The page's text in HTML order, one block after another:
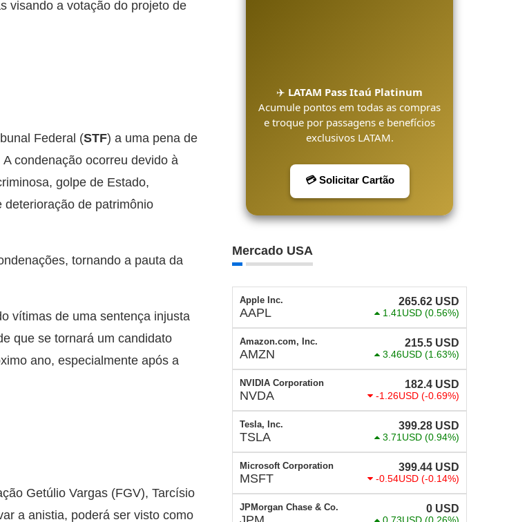
visando a votação do projeto de
Federal (STF) a uma pena de
condenação ocorreu devido à
golpe de Estado,
de patrimônio
tornando a pauta da
vítimas de uma sentença injusta
que se tornará um candidato
ano, especialmente após a
Getúlio Vargas (FGV), Tarcísio
a anistia, poderá ser visto como
✈️ LATAM Pass Itaú Platinum
Acumule pontos em todas as compras
e troque por passagens e benefícios
exclusivos LATAM.
💳 Solicitar Cartão
Mercado USA
Apple Inc.
AAPL
265.62 USD
1.41USD (0.56%)
Amazon.com, Inc.
AMZN
215.5 USD
3.46USD (1.63%)
NVIDIA Corporation
NVDA
182.4 USD
-1.26USD (-0.69%)
Tesla, Inc.
TSLA
399.28 USD
3.71USD (0.94%)
Microsoft Corporation
MSFT
399.44 USD
-0.54USD (-0.14%)
JPMorgan Chase & Co. 0 USD